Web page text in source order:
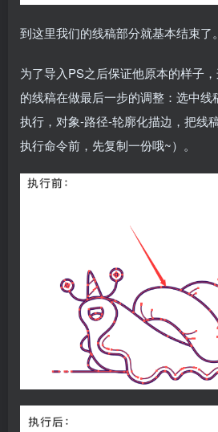
到这里我们的线稿部分就基本结束了。
为了导入PS之后保证他原本的样子
的线稿在做最后一步的调整：选中线
执行，对象-路径-轮廓化描边，把线
执行命令前，先复制一份哦~）。